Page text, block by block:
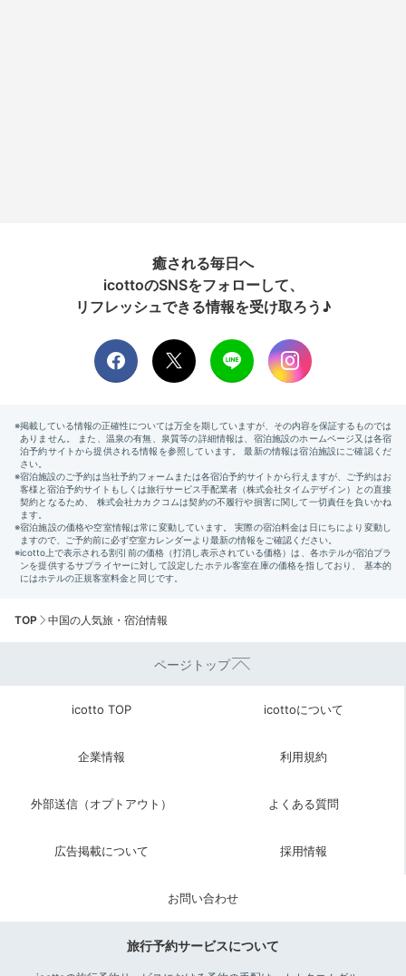
癒される毎日へ
icottoのSNSをフォローして、
リフレッシュできる情報を受け取ろう♪
TOP 中国の人気旅・宿泊情報
ページトップ
icotto TOP icottoについて
企業情報 利用規約
外部送信（オプトアウト） よくある質問
広告掲載について 採用情報
お問い合わせ
旅行予約サービスについて